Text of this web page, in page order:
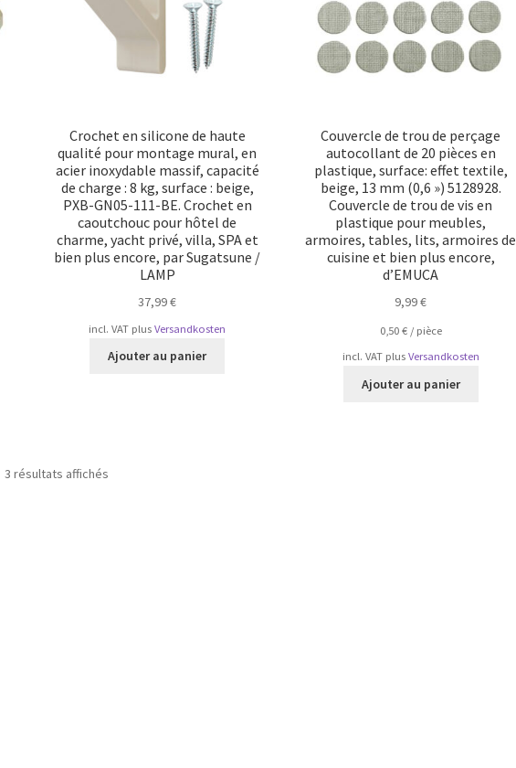
Crochet en silicone de haute
qualité pour montage mural, en
acier inoxydable massif, capacité
de charge : 8 kg, surface : beige,
PXB-GN05-111-BE. Crochet en
caoutchouc pour hôtel de
charme, yacht privé, villa, SPA et
bien plus encore, par Sugatsune /
LAMP
37,99€
incl. VAT plusVersandkosten
Ajouter au panier
Couvercle de trou de perçage
autocollant de 20 pièces en
plastique, surface: effet textile,
beige, 13 mm (0,6 ») 5128928.
Couvercle de trou de vis en
plastique pour meubles,
armoires, tables, lits, armoires de
cuisine et bien plus encore,
d’EMUCA
9,99€
0,50 €/ pièce
incl. VAT plus Versandkosten
Ajouter au panier
3 résultats affichés